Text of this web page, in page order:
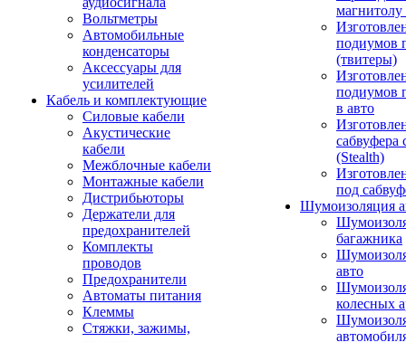
Вольтметры
Автомобильные
конденсаторы
Аксессуары для
усилителей
Кабель и комплектующие
Силовые кабели
Акустические
кабели
Межблочные кабели
Монтажные кабели
Дистрибьюторы
Держатели для
предохранителей
Комплекты
проводов
Предохранители
Автоматы питания
Клеммы
Стяжки, зажимы,
подиумов
(твитеры)
подиумов
в авто
сабвуфера
(Stealth)
под
Шумоизоляция
багажника
авто
колесных